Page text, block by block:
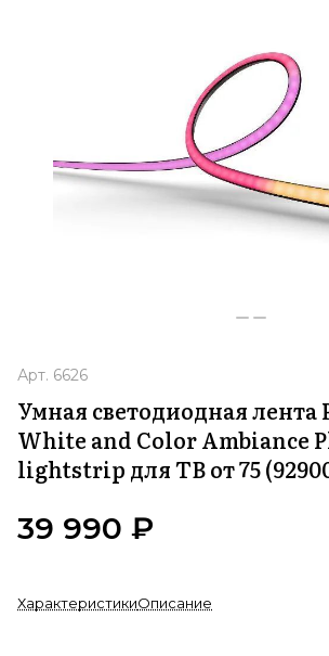
Арт. 6626
Умная светодиодная
White and Color Ambiance
lightstrip для ТВ от 75
39 990 ₽
ХарактеристикиОписание